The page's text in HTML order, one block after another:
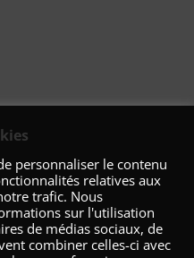
personnaliser le contenu
relatives aux
trafic. Nous
sur l'utilisation
de médias sociaux, de
combiner celles-ci avec